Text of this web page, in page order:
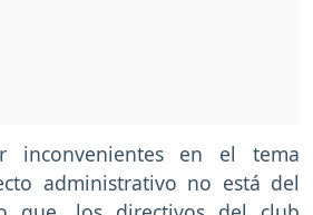
inconvenientes en el tema
administrativo no está del